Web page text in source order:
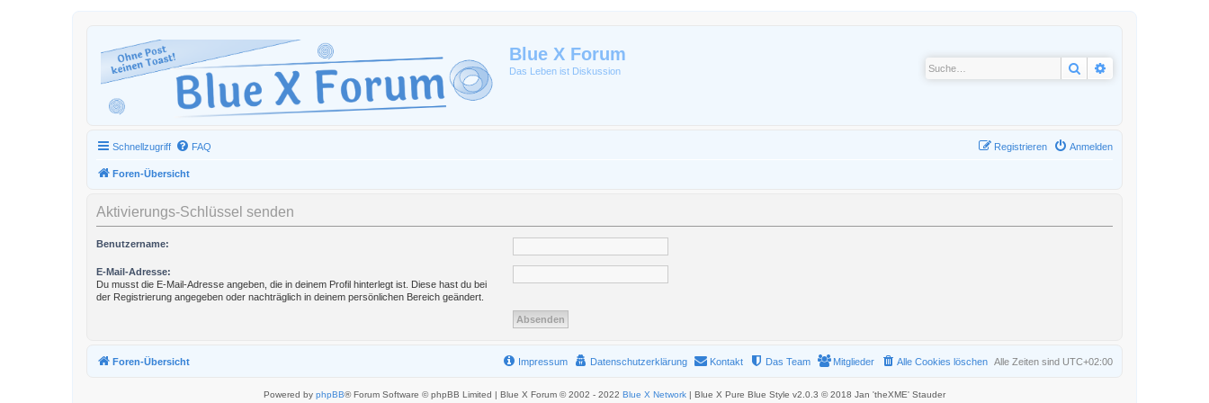
Blue X Forum
Das Leben ist Diskussion Suche
Schnellzugriff FAQ Anmelden
Registrieren
Foren-Übersicht
Aktivierungs-Schlüssel senden
Benutzername:
E-Mail-Adresse:
Du musst die E-Mail-Adresse angeben, die in deinem Profil hinterlegt ist. Diese hast du bei
der Registrierung angegeben oder nachträglich in deinem persönlichen Bereich geändert.
Foren-Übersicht Alle Zeiten sind UTC+02:00
Alle Cookies löschen
Mitglieder
Das Team
Kontakt
Datenschutzerklärung
Impressum
Powered by phpBB® Forum Software © phpBB Limited | Blue X Forum © 2002 - 2022 Blue X Network | Blue X Pure Blue Style v2.0.3 © 2018 Jan 'theXME' Stauder